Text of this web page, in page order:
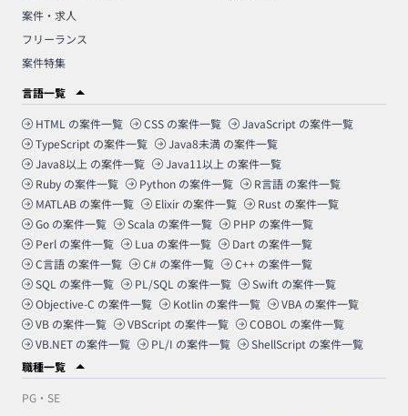
案件・求人
フリーランス
案件特集
言語一覧
HTML の案件一覧 CSS の案件一覧 JavaScript の案件一覧
TypeScript の案件一覧 Java8未満 の案件一覧
Java8以上 の案件一覧 Java11以上 の案件一覧
Ruby の案件一覧 Python の案件一覧 R言語 の案件一覧
MATLAB の案件一覧 Elixir の案件一覧 Rust の案件一覧
Go の案件一覧 Scala の案件一覧 PHP の案件一覧
Perl の案件一覧 Lua の案件一覧 Dart の案件一覧
C言語 の案件一覧 C# の案件一覧 C++ の案件一覧
SQL の案件一覧 PL/SQL の案件一覧 Swift の案件一覧
Objective-C の案件一覧 Kotlin の案件一覧 VBA の案件一覧
VB の案件一覧 VBScript の案件一覧 COBOL の案件一覧
VB.NET の案件一覧 PL/I の案件一覧 ShellScript の案件一覧
職種一覧
PG・SE